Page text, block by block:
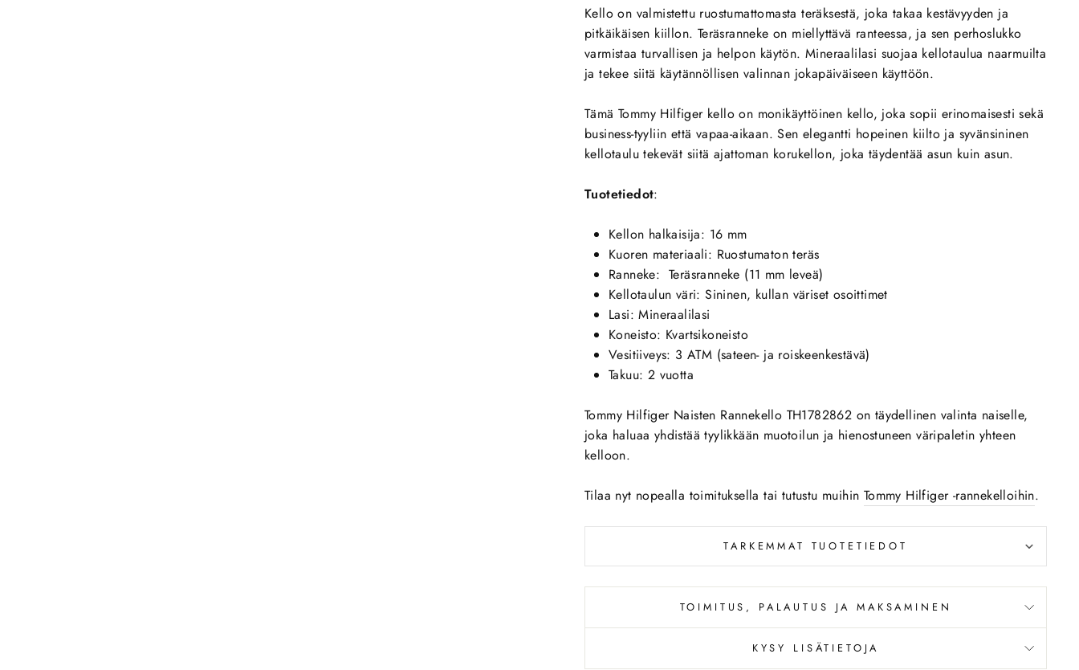
Kello on valmistettu ruostumattomasta teräksestä, joka takaa kestävyyden ja
pitkäikäisen kiillon. Teräsranneke on miellyttävä ranteessa, ja sen perhoslukko
varmistaa turvallisen ja helpon käytön. Mineraalilasi suojaa kellotaulua naarmuilta
ja tekee siitä käytännöllisen valinnan jokapäiväiseen käyttöön.
Tämä Tommy Hilfiger kello on monikäyttöinen kello, joka sopii erinomaisesti sekä
business-tyyliin että vapaa-aikaan. Sen elegantti hopeinen kiilto ja syvänsininen
kellotaulu tekevät siitä ajattoman korukellon, joka täydentää asun kuin asun.
Tuotetiedot:
Kellon halkaisija: 16 mm
Kuoren materiaali: Ruostumaton teräs
Ranneke: Teräsranneke (11 mm leveä)
Kellotaulun väri: Sininen, kullan väriset osoittimet
Lasi: Mineraalilasi
Koneisto: Kvartsikoneisto
Vesitiiveys: 3 ATM (sateen- ja roiskeenkestävä)
Takuu: 2 vuotta
Tommy Hilfiger Naisten Rannekello TH1782862 on täydellinen valinta naiselle,
joka haluaa yhdistää tyylikkään muotoilun ja hienostuneen väripaletin yhteen
kelloon.
Tilaa nyt nopealla toimituksella tai tutustu muihin Tommy Hilfiger -rannekelloihin.
TARKEMMAT TUOTETIEDOT
TOIMITUS, PALAUTUS JA MAKSAMINEN
KYSY LISÄTIETOJA